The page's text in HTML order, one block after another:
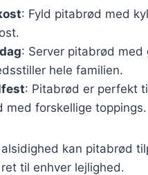
: Fyld pitabrød med
: Server pitabrød
hele familien.
: Pitabrød er perfekt
med forskellige toppings.
kan pitabrød
til enhver lejlighed.